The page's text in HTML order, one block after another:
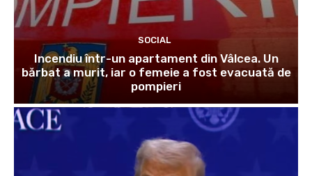
SOCIAL
Incendiu într-un apartament din Vâlcea. Un
bărbat a murit, iar o femeie a fost evacuată de
pompieri